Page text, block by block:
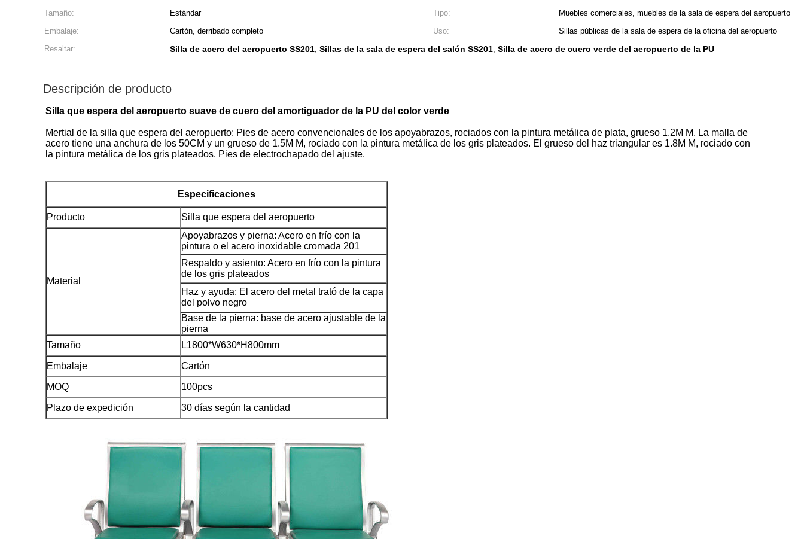
Tamaño:
Estándar Tipo:
Muebles comerciales, muebles de la sala de espera del aeropuerto
Embalaje:
Cartón, derribado completo Uso:
Sillas públicas de la sala de espera de la oficina del aeropuerto
Resaltar:
Silla de acero del aeropuerto SS201, Sillas de la sala de espera del salón SS201, Silla de acero de cuero verde del aeropuerto de la PU
Descripción de producto
Silla que espera del aeropuerto suave de cuero del amortiguador de la PU del color verde
Mertial de la silla que espera del aeropuerto: Pies de acero convencionales de los apoyabrazos, rociados con la pintura metálica de plata, grueso 1.2M M. La malla de
acero tiene una anchura de los 50CM y un grueso de 1.5M M, rociado con la pintura metálica de los gris plateados. El grueso del haz triangular es 1.8M M, rociado con
la pintura metálica de los gris plateados. Pies de electrochapado del ajuste.
Especificaciones
Producto Silla que espera del aeropuerto
Material
Apoyabrazos y pierna: Acero en frío con la
pintura o el acero inoxidable cromada 201
Respaldo y asiento: Acero en frío con la pintura
de los gris plateados
Haz y ayuda: El acero del metal trató de la capa
del polvo negro
Base de la pierna: base de acero ajustable de la
pierna
Tamaño
L1800*W630*H800mm
Embalaje Cartón
MOQ 100pcs
Plazo de expedición 30 días según la cantidad